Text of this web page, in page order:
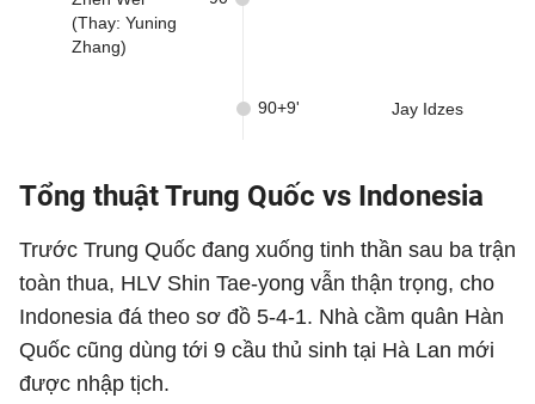
(Thay: Yuning
Zhang)
Jay Idzes
90+9'
Tổng thuật Trung Quốc vs Indonesia
Trước Trung Quốc đang xuống tinh thần sau ba trận
toàn thua, HLV Shin Tae-yong vẫn thận trọng, cho
Indonesia đá theo sơ đồ 5-4-1. Nhà cầm quân Hàn
Quốc cũng dùng tới 9 cầu thủ sinh tại Hà Lan mới
được nhập tịch.